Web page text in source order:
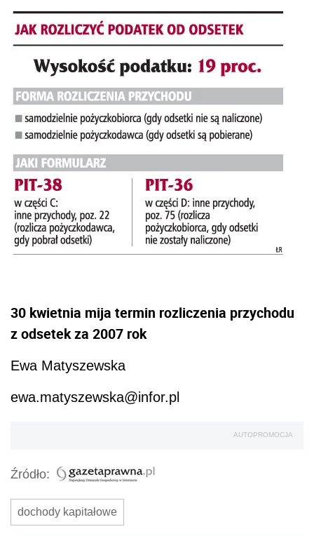
30 kwietnia mija termin rozliczenia przychodu
z odsetek za 2007 rok
Ewa Matyszewska
ewa.matyszewska@infor.pl
AUTOPROMOCJA
Źródło:
dochody kapitałowe